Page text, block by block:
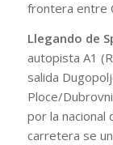
frontera entre
Llegando de
autopista A1
salida
Ploce/
por la nacional
carretera se